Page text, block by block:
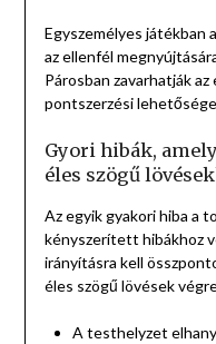
Egyszemélyes játékban
az ellenfél
Párosban zavarhatják
pontszerzési
Gyori hibák,
éles szögű
Az egyik gyakori hiba a
kényszerített hibákhoz
irányításra kell
éles szögű lövések
A testhelyzet